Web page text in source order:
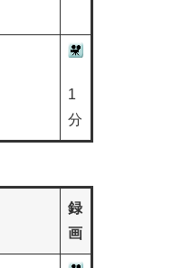
1
分
録
画